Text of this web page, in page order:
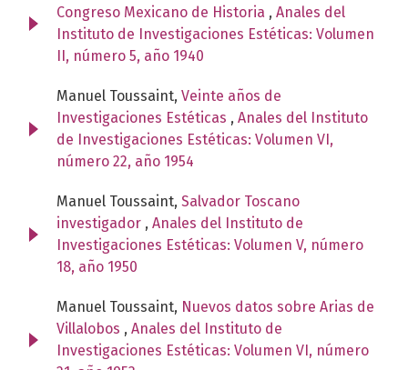
Congreso Mexicano de Historia , Anales del
Instituto de Investigaciones Estéticas: Volumen
II, número 5, año 1940
Manuel Toussaint, Veinte años de
Investigaciones Estéticas , Anales del Instituto
de Investigaciones Estéticas: Volumen VI,
número 22, año 1954
Manuel Toussaint, Salvador Toscano
investigador , Anales del Instituto de
Investigaciones Estéticas: Volumen V, número
18, año 1950
Manuel Toussaint, Nuevos datos sobre Arias de
Villalobos , Anales del Instituto de
Investigaciones Estéticas: Volumen VI, número